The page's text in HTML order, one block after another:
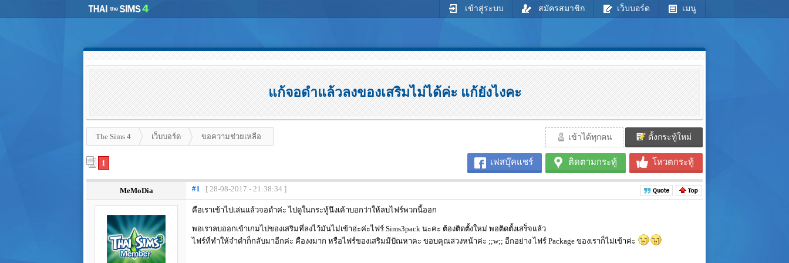
เข้าสู่ระบบ สมัครสมาชิก เว็บบอร์ด เมนู
แก้จอดำแล้วลงของเสริมไม่ได้ค่ะ แก้ยังไงคะ
The Sims 4 เว็บบอร์ด ขอความช่วยเหลือ เข้าได้ทุกคน ตั้งกระทู้ใหม่
เฟสบุ๊คแชร์ ติดตามกระทู้ โหวตกระทู้
1
MeMoDia #1 [ 28-08-2017 - 21:38:34 ]
คือเราเข้าไปเล่นแล้วจอดำค่ะ ไปดูในกระทู้นึงเค้าบอกว่าให้ลบไฟร์พวกนี้ออก
พอเราลบออกเข้าเกมไปของเสริมที่ลงไว้มันไม่เข้าอ่ะค่ะไฟร์ Sims3pack นะคะ ต้องติดตั้งใหม่ พอติดตั้งเสร็จแล้ว
ไฟร์ที่ทำให้จำดำก็กลับมาอีกค่ะ คืองงมาก หรือไฟร์ของเสริมมีปัณหาคะ ขอบคุณล่วงหน้าค่ะ ;;w;; อีกอย่าง ไฟร์ Package ของเราก็ไม่เข้าค่ะ